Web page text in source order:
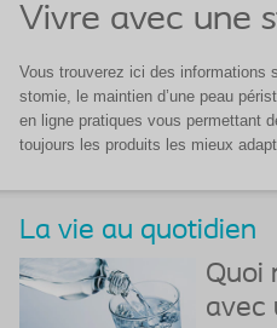
Vivre avec une
Vous trouverez ici des informations
stomie, le maintien d’une peau
en ligne pratiques vous permettant
toujours les produits les mieux
La vie au quotidien
Quoi
avec